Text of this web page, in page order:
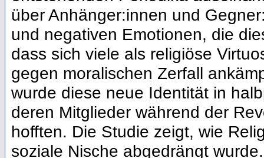
über Anhänger:innen und
und negativen Emotionen, die
dass sich viele als religiöse
gegen moralischen Zerfall
wurde diese neue Identität in
deren Mitglieder während der
hofften. Die Studie zeigt, wie
soziale Nische abgedrängt